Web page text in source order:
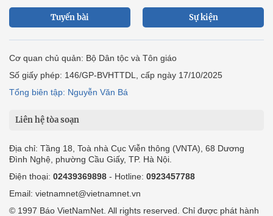
Tuyến bài Sự kiện
Cơ quan chủ quản: Bộ Dân tộc và Tôn giáo
Số giấy phép: 146/GP-BVHTTDL, cấp ngày 17/10/2025
Tổng biên tập: Nguyễn Văn Bá
Liên hệ tòa soạn
Địa chỉ: Tầng 18, Toà nhà Cục Viễn thông (VNTA), 68 Dương
Đình Nghệ, phường Cầu Giấy, TP. Hà Nội.
Điện thoại: 02439369898 - Hotline: 0923457788
Email: vietnamnet@vietnamnet.vn
© 1997 Báo VietNamNet. All rights reserved. Chỉ được phát hành